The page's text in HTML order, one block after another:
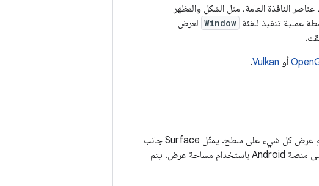
النافذة العامة، مثل الشكل والمظهر
عملية تنفيذ للفئة Window لعرض
أو Vulkan
.
بغض النظر عن واجهة برمجة التطبيقات التي يستخدمها المطوّرون لعرض المحتوى، يتم عرض كل شيء على سطح. يمثّل Surface جانب
المنتج في قائمة انتظار مؤقتة يستهلكها SurfaceFlinger غالبًا. يتم إنشاء كل نافذة على منصة Android باستخدام مساحة عرض. يتم